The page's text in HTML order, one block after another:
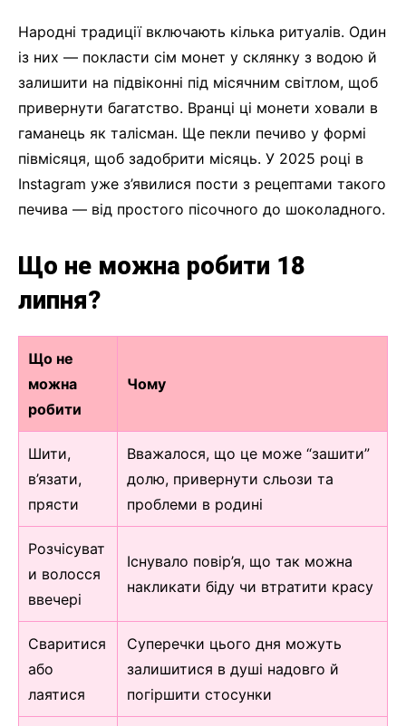
Народні традиції включають кілька ритуалів. Один
із них — покласти сім монет у склянку з водою й
залишити на підвіконні під місячним світлом, щоб
привернути багатство. Вранці ці монети ховали в
гаманець як талісман. Ще пекли печиво у формі
півмісяця, щоб задобрити місяць. У 2025 році в
Instagram уже з’явилися пости з рецептами такого
печива — від простого пісочного до шоколадного.
Що не можна робити 18
липня?
Що не
можна
робити
Чому
Шити,
в’язати,
прясти
Вважалося, що це може “зашити”
долю, привернути сльози та
проблеми в родині
Розчісуват
и волосся
ввечері
Існувало повір’я, що так можна
накликати біду чи втратити красу
Сваритися
або
лаятися
Суперечки цього дня можуть
залишитися в душі надовго й
погіршити стосунки